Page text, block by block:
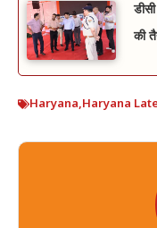
की
Haryana,Haryana